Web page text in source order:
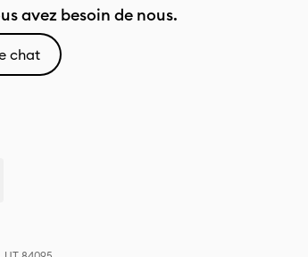
avez besoin de nous.
chat